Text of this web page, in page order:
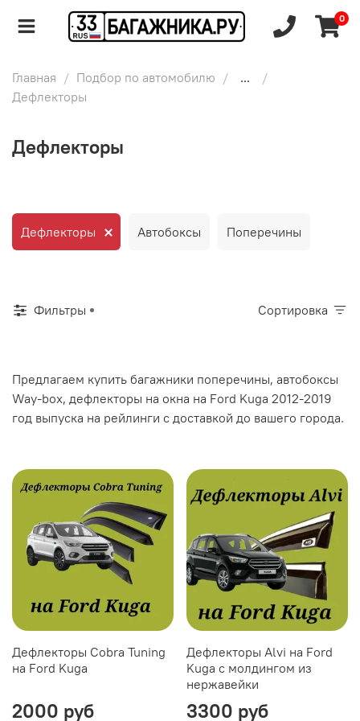
0
Главная Подбор по автомобилю
...
Дефлекторы
Дефлекторы
Дефлекторы Автобоксы Поперечины
Фильтры Сортировка
Предлагаем купить багажники поперечины, автобоксы
Way-box, дефлекторы на окна на Ford Kuga 2012-2019
год выпуска на рейлинги с доставкой до вашего города.
Дефлекторы Cobra Tuning
на Ford Kuga
2000 руб
Дефлекторы Alvi на Ford
Kuga с молдингом из
нержавейки
3300 руб